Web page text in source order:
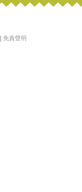
免責聲明